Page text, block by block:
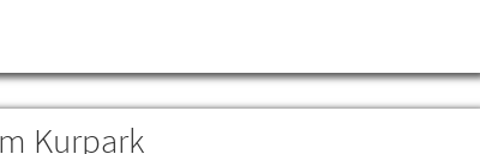
Kurpark